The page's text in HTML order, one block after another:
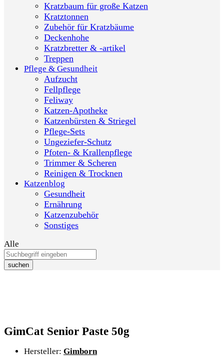
Kratzbaum für große Katzen
Kratztonnen
Zubehör für Kratzbäume
Deckenhohe
Kratzbretter & -artikel
Treppen
Pflege & Gesundheit
Aufzucht
Fellpflege
Feliway
Katzen-Apotheke
Katzenbürsten & Striegel
Pflege-Sets
Ungeziefer-Schutz
Pfoten- & Krallenpflege
Trimmer & Scheren
Reinigen & Trocknen
Katzenblog
Gesundheit
Ernährung
Katzenzubehör
Sonstiges
Alle
suchen
GimCat Senior Paste 50g
Hersteller: Gimborn